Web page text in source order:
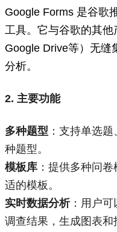
Google Forms 是谷歌
工具。它与谷歌的其他
Google Drive等）无缝
分析。
2. 主要功能
多种题型 ：支持单选
种题型。
模板库 ：提供多种问
适的模板。
实时数据分析：用户可
调查结果，生成图表和